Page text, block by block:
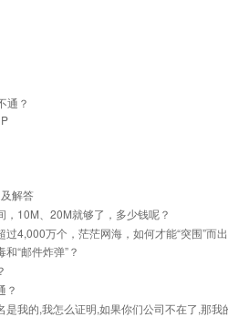
通？
解答
，10M、20M就够了，多少钱呢？
4,000万个，茫茫网海，如何才能“突围”而出
“邮件炸弹”？
？
是我的,我怎么证明,如果你们公司不在了,那我